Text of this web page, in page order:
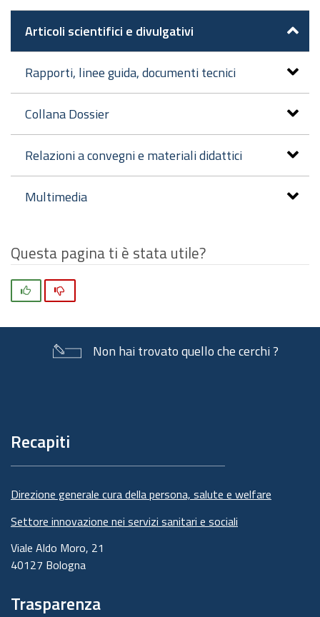
Articoli scientifici e divulgativi
Rapporti, linee guida, documenti tecnici
Collana Dossier
Relazioni a convegni e materiali didattici
Multimedia
Questa pagina ti è stata utile?
Non hai trovato quello che cerchi ?
pagina
Recapiti
Direzione generale cura della persona, salute e welfare
Settore innovazione nei servizi sanitari e sociali
Viale Aldo Moro, 21
40127 Bologna
Trasparenza